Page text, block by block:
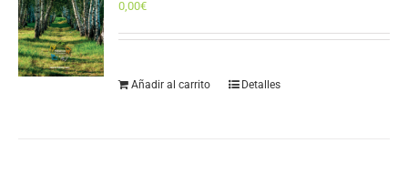
0,00€
Añadir al carrito Detalles